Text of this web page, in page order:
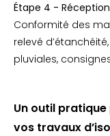
Étape 4 -
Conformité des
relevé
pluviales,
Un outil
vos travaux